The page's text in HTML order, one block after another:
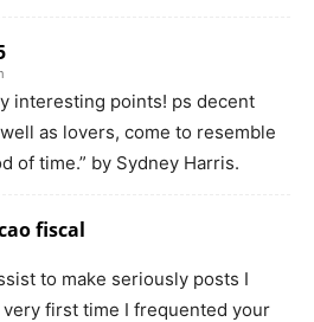
interesting points! ps decent
as lovers, come to resemble
of time.” by Sydney Harris.
fiscal
to make seriously posts I
first time I frequented your